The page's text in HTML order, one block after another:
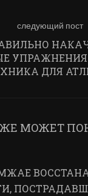
следующий пост
ДЛЯ
МОЖЕТ